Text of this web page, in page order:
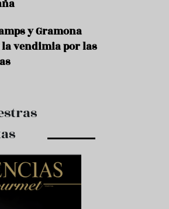
y Gramona
vendimia por las